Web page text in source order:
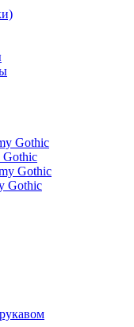
Gothic
Gothic
Gothic
Gothic